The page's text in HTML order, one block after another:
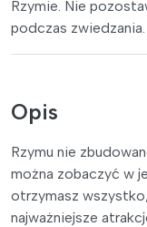
Rzymie. Nie
podczas zwiedzania.
Opis
Rzymu nie
można zobaczyć w
otrzymasz
najważniejsze